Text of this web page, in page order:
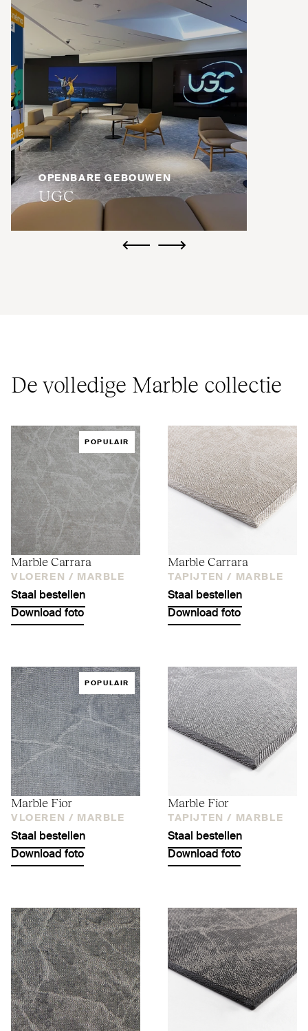
OPENBARE GEBOUWEN
UGC
ui.previousui.next
De volledige Marble collectie
POPULAIR
Marble Carrara
VLOEREN / MARBLE
Staal bestellen
Download foto
Marble Carrara
TAPIJTEN / MARBLE
Staal bestellen
Download foto
POPULAIR
Marble Fior
VLOEREN / MARBLE
Staal bestellen
Download foto
Marble Fior
TAPIJTEN / MARBLE
Staal bestellen
Download foto